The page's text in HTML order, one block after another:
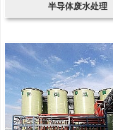
半导体废水处理